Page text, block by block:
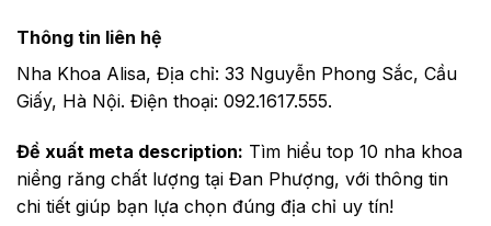
Thông tin liên hệ
Nha Khoa Alisa, Địa chỉ: 33 Nguyễn Phong Sắc, Cầu
Giấy, Hà Nội. Điện thoại: 092.1617.555.
Đề xuất meta description: Tìm hiểu top 10 nha khoa
niềng răng chất lượng tại Đan Phượng, với thông tin
chi tiết giúp bạn lựa chọn đúng địa chỉ uy tín!